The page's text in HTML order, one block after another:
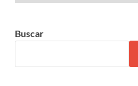
Buscar